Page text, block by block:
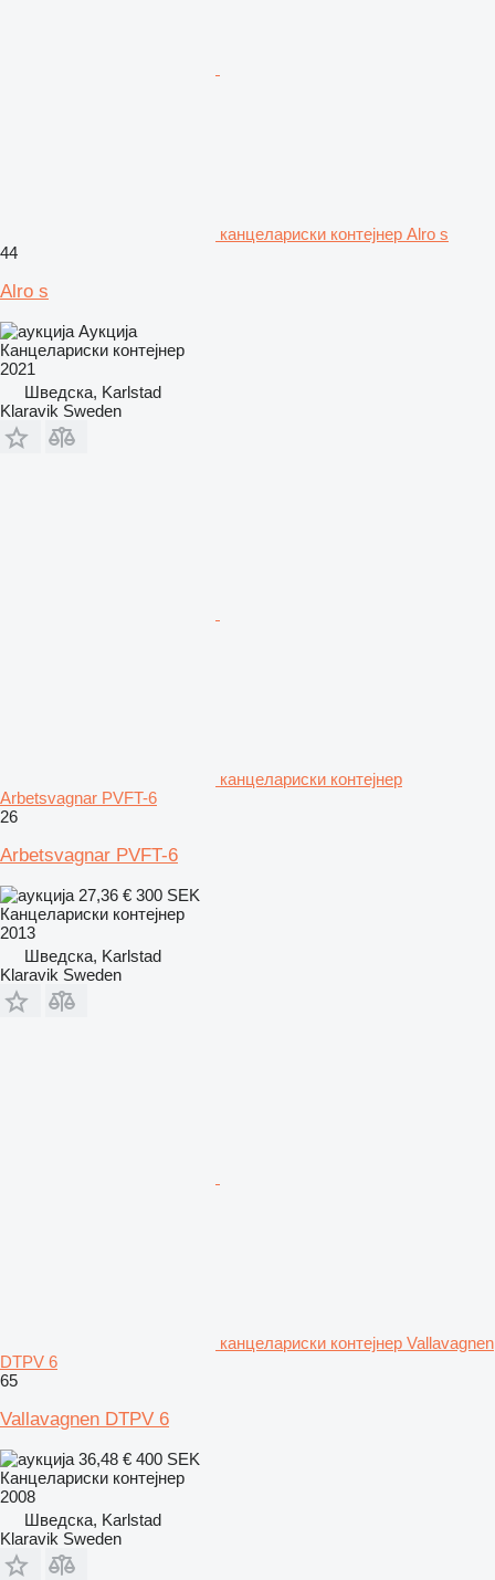
канцелариски контејнер Alro s
44
Alro s
Аукција
Канцелариски контејнер
2021
Шведска, Karlstad
Klaravik Sweden
канцелариски контејнер
Arbetsvagnar PVFT-6
26
Arbetsvagnar PVFT-6
27,36 € 300 SEK
Канцелариски контејнер
2013
Шведска, Karlstad
Klaravik Sweden
канцелариски контејнер Vallavagnen
DTPV 6
65
Vallavagnen DTPV 6
36,48 € 400 SEK
Канцелариски контејнер
2008
Шведска, Karlstad
Klaravik Sweden